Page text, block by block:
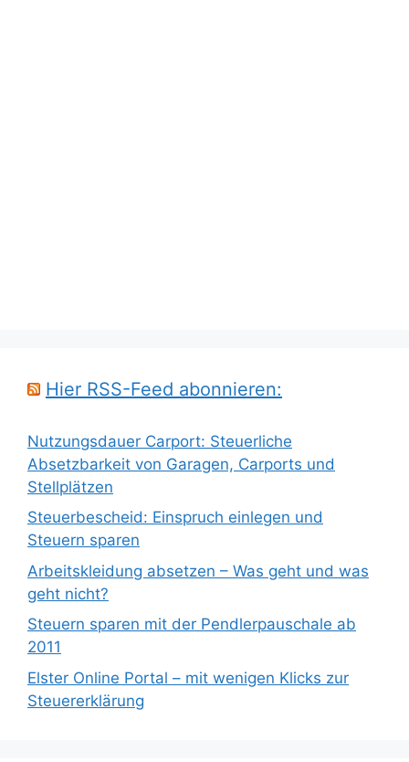
Hier RSS-Feed abonnieren:
Nutzungsdauer Carport: Steuerliche
Absetzbarkeit von Garagen, Carports und
Stellplätzen
Steuerbescheid: Einspruch einlegen und
Steuern sparen
Arbeitskleidung absetzen – Was geht und was
geht nicht?
Steuern sparen mit der Pendlerpauschale ab
2011
Elster Online Portal – mit wenigen Klicks zur
Steuererklärung